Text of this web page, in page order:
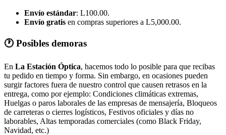
Envío estándar: L100.00.
Envío gratis en compras superiores a L5,000.00.
🕐 Posibles demoras
En La Estación Óptica, hacemos todo lo posible para que recibas
tu pedido en tiempo y forma. Sin embargo, en ocasiones pueden
surgir factores fuera de nuestro control que causen retrasos en la
entrega, como por ejemplo: Condiciones climáticas extremas,
Huelgas o paros laborales de las empresas de mensajería, Bloqueos
de carreteras o cierres logísticos, Festivos oficiales y días no
laborables, Altas temporadas comerciales (como Black Friday,
Navidad, etc.)